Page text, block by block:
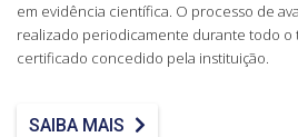
em evidência científica. O processo de
realizado periodicamente durante todo o
certificado concedido pela instituição.
SAIBA MAIS